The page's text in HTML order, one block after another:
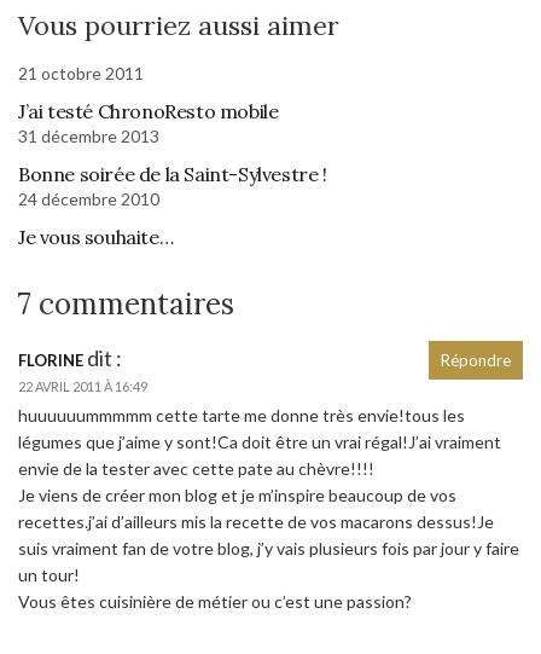
Vous pourriez aussi aimer
21 octobre 2011
J’ai testé ChronoResto mobile
31 décembre 2013
Bonne soirée de la Saint-Sylvestre !
24 décembre 2010
Je vous souhaite…
7 commentaires
FLORINE dit :
22 AVRIL 2011 À 16:49
huuuuuummmmm cette tarte me donne très envie!tous les
légumes que j’aime y sont!Ca doit être un vrai régal!J’ai vraiment
envie de la tester avec cette pate au chèvre!!!!
Je viens de créer mon blog et je m’inspire beaucoup de vos
recettes.j’ai d’ailleurs mis la recette de vos macarons dessus!Je
suis vraiment fan de votre blog, j’y vais plusieurs fois par jour y faire
un tour!
Vous êtes cuisinière de métier ou c’est une passion?
Répondre